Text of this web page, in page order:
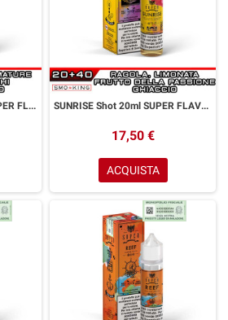
THE ISLAND Shot 20ml SUPER FLAVOR Pesca Kiwi Litchi Ice SUNRISE Shot 20ml SUPER FLAVOR Limonata Fragola Frutto della Passione Ice
17,50 €
ACQUISTA